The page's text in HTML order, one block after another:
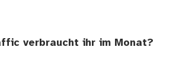
verbraucht ihr im Monat?